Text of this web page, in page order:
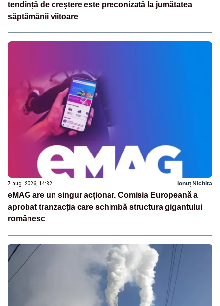
tendință de creștere este preconizată la jumătatea
săptămânii viitoare
7 aug. 2026, 14:32 Ionuț Nichita
eMAG are un singur acționar. Comisia Europeană a
aprobat tranzacția care schimbă structura gigantului
românesc